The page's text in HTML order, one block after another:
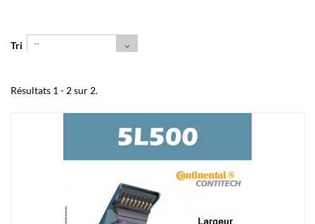
Tri --
Résultats 1 - 2 sur 2.